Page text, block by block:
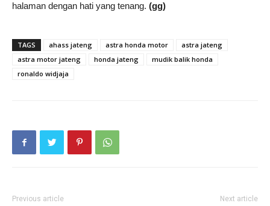
halaman dengan hati yang tenang. (gg)
TAGS ahass jateng astra honda motor
astra jateng
astra motor jateng
honda jateng
mudik balik honda
ronaldo widjaja
Previous article Next article